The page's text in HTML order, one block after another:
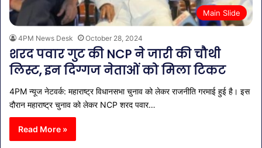
Main Slide
4PM News Desk October 28, 2024
शरद पवार गुट की NCP ने जारी की चौथी
लिस्ट, इन दिग्गज नेताओं को मिला टिकट
4PM न्यूज नेटवर्क: महाराष्ट्र विधानसभा चुनाव को लेकर राजनीति गरमाई हुई है। इस
दौरान महाराष्ट्र चुनाव को लेकर NCP शरद पवार…
Read More »